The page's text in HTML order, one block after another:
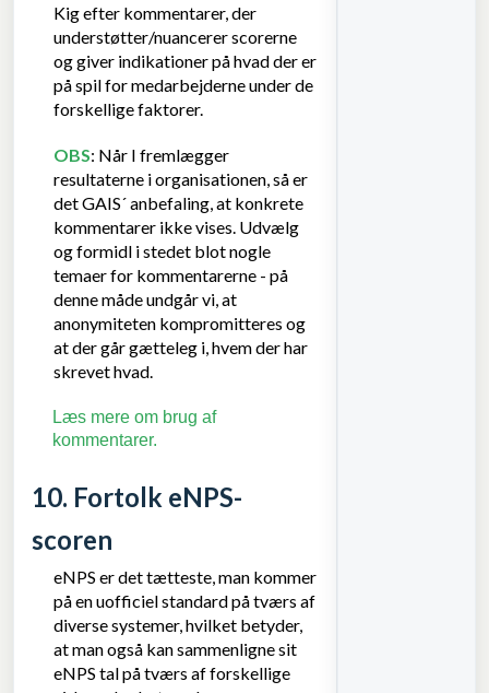
Kig efter kommentarer, der
understøtter/nuancerer scorerne
og giver indikationer på hvad der er
på spil for medarbejderne under de
forskellige faktorer.
OBS: Når I fremlægger
resultaterne i organisationen, så er
det GAIS´ anbefaling, at konkrete
kommentarer ikke vises. Udvælg
og formidl i stedet blot nogle
temaer for kommentarerne - på
denne måde undgår vi, at
anonymiteten kompromitteres og
at der går gætteleg i, hvem der har
skrevet hvad.
Læs mere om brug af
kommentarer.
10. Fortolk eNPS-
scoren
eNPS er det tætteste, man kommer
på en uofficiel standard på tværs af
diverse systemer, hvilket betyder,
at man også kan sammenligne sit
eNPS tal på tværs af forskellige